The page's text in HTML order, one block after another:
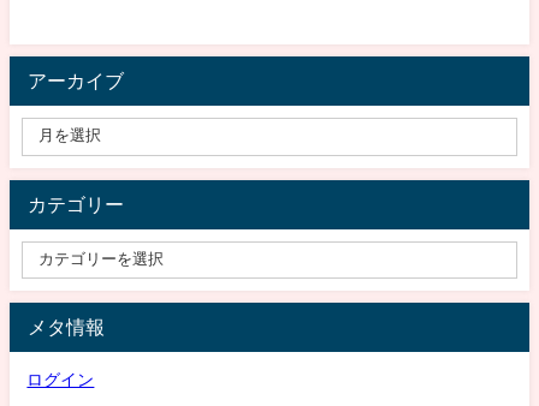
アーカイブ
カテゴリー
メタ情報
ログイン